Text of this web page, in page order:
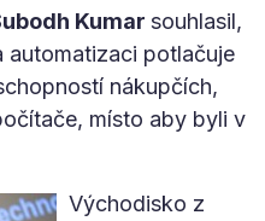
Kumar souhlasil,
automatizaci potlačuje
nákupčích,
místo aby byli v
Východisko z